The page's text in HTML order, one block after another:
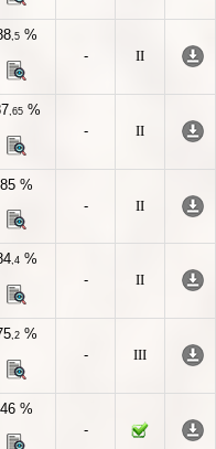
,5 %
-
II
,65%
-
II
85 %
-
II
,4 %
-
II
,2 %
-
III
46 %
-